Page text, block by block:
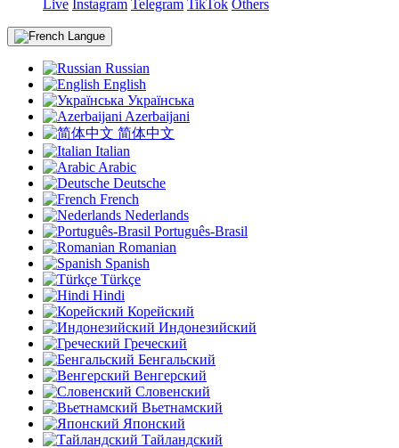
Live Instagram Telegram TikTok Others
Langue
Russian
English
Українська
Azerbaijani
简体中文
Italian
Arabic
Deutsche
French
Nederlands
Português-Brasil
Romanian
Spanish
Türkçe
Hindi
Корейский
Индонезийский
Греческий
Бенгальский
Венгерский
Словенский
Вьетнамский
Японский
Тайландский